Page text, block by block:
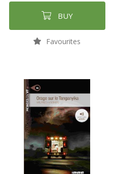
BUY
Favourites